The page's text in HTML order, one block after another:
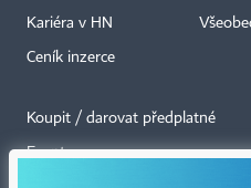
Kariéra v HN
Ceník inzerce
Koupit / darovat předplatné
Eventy